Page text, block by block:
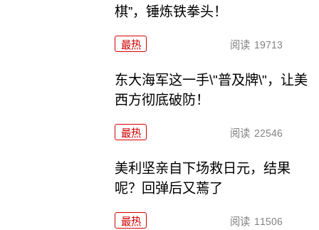
棋”，锤炼铁拳头！
最热 阅读 19713
东大海军这一手\"普及牌\"，让美
西方彻底破防！
最热 阅读 22546
美利坚亲自下场救日元，结果
呢？回弹后又蔫了
最热 阅读 11506